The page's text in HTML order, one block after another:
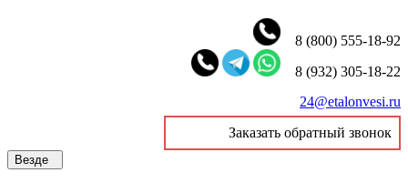
8 (800) 555-18-92
8 (932) 305-18-22
24@etalonvesi.ru
Заказать обратный звонок
Везде